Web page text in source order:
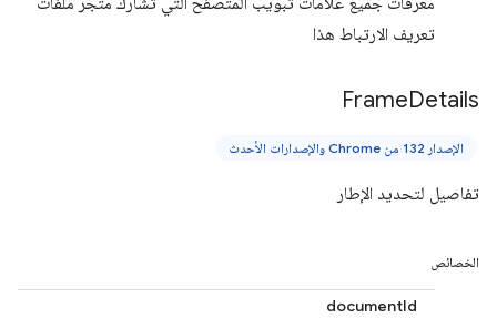
تعريف الارتباط هذا
FrameDetails
الإصدار 132 من Chrome والإصدارات الأحدث
تفاصيل لتحديد الإطار
الخصائص
documentId